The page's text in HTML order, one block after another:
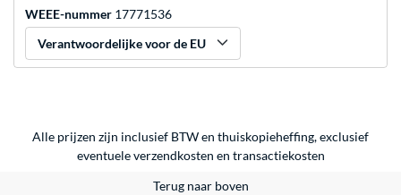
WEEE-nummer 17771536
Verantwoordelijke voor de EU
Alle prijzen zijn inclusief BTW en thuiskopieheffing, exclusief
eventueleverzendkosten en transactiekosten
Terug naar boven